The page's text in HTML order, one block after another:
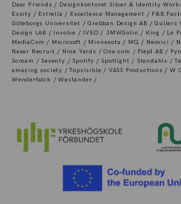
Dear Friends / Designkontoret Silver & Identity
Essity / Estrella / Excellence Management / F&B
Göteborgs Universitet / Grebban Design AB / Gullers
Design LAB / Involve / IVEO / JMWGolin / King / Le
MediaCom / Microsoft / Minnesota / MQ / Neovici /
Nexer Recruit / Nine Yards / One.com / Plejd AB /
Scream / Seventy / Spotify / Spotlight / Stendahls /
amazing society / Topvisible / VASS Productions / W
Wenderfalck / Westander /